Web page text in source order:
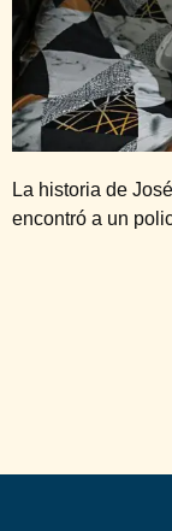
La historia de
encontró a un